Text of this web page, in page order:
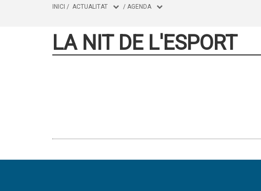
INICI / ACTUALITAT / AGENDA
LA NIT DE L'ESPORT